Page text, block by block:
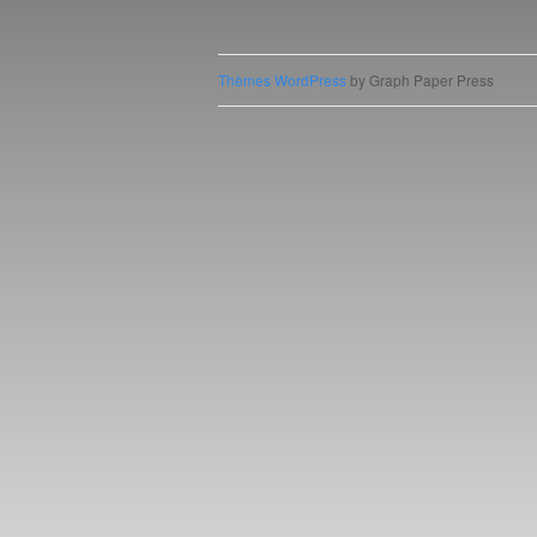
Post
Thèmes WordPress by Graph Paper Press